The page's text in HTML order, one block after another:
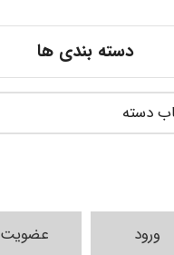
دسته بندی ها
ورود عضویت